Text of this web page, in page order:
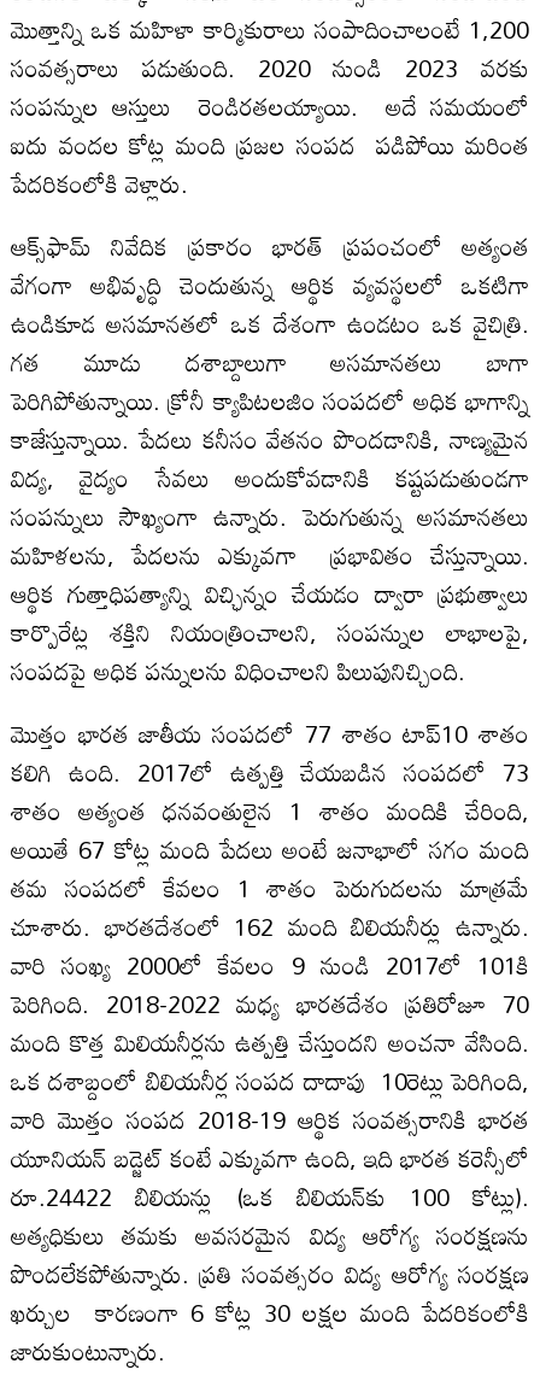
మొత్తాన్ని ఒక మహిళా కార్మికురాలు సంపాదించాలంటే 1,200
సంవత్సరాలు పడుతుంది. 2020 నుండి 2023 వరకు
సంపన్నుల ఆస్తులు రెండిరతలయ్యాయి. అదే సమయంలో
ఐదు వందల కోట్ల మంది ప్రజల సంపద పడిపోయి మరింత
పేదరికంలోకి వెళ్లారు.
ఆక్స్‌ఫామ్‌ నివేదిక ప్రకారం భారత్‌ ప్రపంచంలో అత్యంత
వేగంగా అభివృద్ధి చెందుతున్న ఆర్థిక వ్యవస్థలలో ఒకటిగా
ఉండికూడ అసమానతలో ఒక దేశంగా ఉండటం ఒక వైచిత్రి.
గత మూడు దశాబ్దాలుగా అసమానతలు బాగా
పెరిగిపోతున్నాయి. క్రోనీ క్యాపిటలజిం సంపదలో అధిక భాగాన్ని
కాజేస్తున్నాయి. పేదలు కనీసం వేతనం పొందడానికి, నాణ్యమైన
విద్య, వైద్యం సేవలు అందుకోవడానికి కష్టపడుతుండగా
సంపన్నులు సౌఖ్యంగా ఉన్నారు. పెరుగుతున్న అసమానతలు
మహిళలను, పేదలను ఎక్కువగా ప్రభావితం చేస్తున్నాయి.
ఆర్థిక గుత్తాధిపత్యాన్ని విచ్ఛిన్నం చేయడం ద్వారా ప్రభుత్వాలు
కార్పొరేట్ల శక్తిని నియంత్రించాలని, సంపన్నుల లాభాలపై,
సంపదపై అధిక పన్నులను విధించాలని పిలుపునిచ్చింది.
మొత్తం భారత జాతీయ సంపదలో 77 శాతం టాప్‌10 శాతం
కలిగి ఉంది. 2017లో ఉత్పత్తి చేయబడిన సంపదలో 73
శాతం అత్యంత ధనవంతులైన 1 శాతం మందికి చేరింది,
అయితే 67 కోట్ల మంది పేదలు అంటే జనాభాలో సగం మంది
తమ సంపదలో కేవలం 1 శాతం పెరుగుదలను మాత్రమే
చూశారు. భారతదేశంలో 162 మంది బిలియనీర్లు ఉన్నారు.
వారి సంఖ్య 2000లో కేవలం 9 నుండి 2017లో 101కి
పెరిగింది. 2018-2022 మధ్య భారతదేశం ప్రతిరోజూ 70
మంది కొత్త మిలియనీర్లను ఉత్పత్తి చేస్తుందని అంచనా వేసింది.
ఒక దశాబ్దంలో బిలియనీర్ల సంపద దాదాపు 10రెట్లు పెరిగింది,
వారి మొత్తం సంపద 2018-19 ఆర్థిక సంవత్సరానికి భారత
యూనియన్‌ బడ్జెట్‌ కంటే ఎక్కువగా ఉంది, ఇది భారత కరెన్సీలో
రూ.24422 బిలియన్లు (ఒక బిలియన్‌కు 100 కోట్లు).
అత్యధికులు తమకు అవసరమైన విద్య ఆరోగ్య సంరక్షణను
పొందలేకపోతున్నారు. ప్రతి సంవత్సరం విద్య ఆరోగ్య సంరక్షణ
ఖర్చుల కారణంగా 6 కోట్ల 30 లక్షల మంది పేదరికంలోకి
జారుకుంటున్నారు.